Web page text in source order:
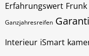
Erfahrungswert Frunk
Ganzjahresreifen
Interieur iSmart